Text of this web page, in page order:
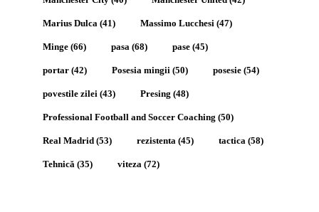
Marius Dulca (41) Massimo Lucchesi (47)
Minge (66) pasa (68) pase (45)
portar (42) Posesia mingii (50) posesie (54)
povestile zilei (43) Presing (48)
Professional Football and Soccer Coaching (50)
Real Madrid (53) rezistenta (45) tactica (58)
Tehnică (35) viteza (72)